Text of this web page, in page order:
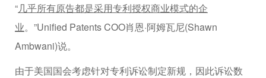
“几乎所有原告都是采用专利授权商业模式的企
业。”Unified Patents COO肖恩·阿姆瓦尼(Shawn
Ambwani)说。
由于美国国会考虑针对专利诉讼制定新规，因此诉讼数